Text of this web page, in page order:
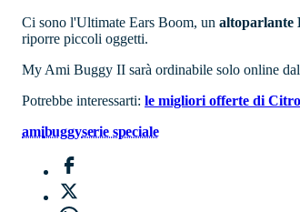
Ci sono l'Ultimate Ears Boom, un altoparlante
riporre piccoli oggetti.
My Ami Buggy II sarà ordinabile solo online
Potrebbe interessarti: le migliori offerte di
amibuggyserie speciale